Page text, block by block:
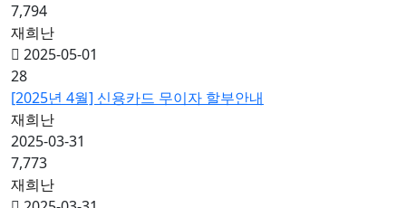
7,794
재희난
2025-05-01
28
[2025년 4월] 신용카드 무이자 할부안내
재희난
2025-03-31
7,773
재희난